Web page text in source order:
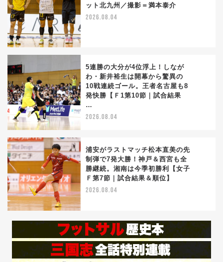
ット北九州／撮影＝満本泰介
2026.08.04
5連勝の大分が4位浮上！しなが
わ・新井裕生は開幕から驚異の
10戦連続ゴール。王者名古屋も8
発快勝【Ｆ1第10節｜試合結果
…
2026.08.04
浦安がラストマッチ松本直美の先
制弾で7発大勝！神戸＆西宮も全
勝継続。湘南は今季初勝利【女子
Ｆ第7節｜試合結果＆順位】
2026.08.04